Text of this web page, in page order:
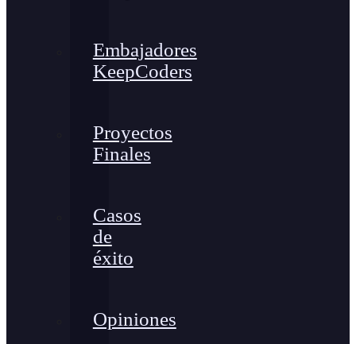
Embajadores
KeepCoders
Proyectos
Finales
Casos
de
éxito
Opiniones